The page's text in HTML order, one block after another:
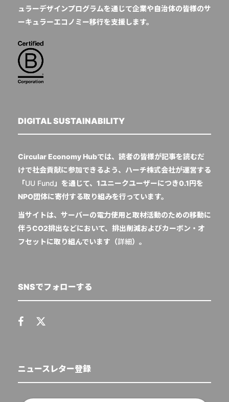
ュラーデザインプログラムを通じて企業や自治体の皆様のサ
ーキュラーエコノミー移行を支援します。
DIGITAL SUSTAINABILITY
Circular Economy Hubでは、読者の皆様が記事を読むだ
けで社会貢献に参加できるよう、ハーチ株式会社が運営する
「UU Fund 」を通じて、1ユニークユーザーにつき0.1円を
NPO団体に寄付する取り組みを行っています。
当サイトは、サーバーの電力使用と取材活動のための移動に
伴うCO2排出などにおいて、排出削減およびカーボン・オ
フセットに取り組んでいます（詳細）。
SNSでフォローする
ニュースレター登録